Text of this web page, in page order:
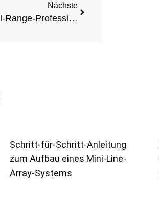
Nächste
F-12 12-Zoll-2-Wege-Full-Range-Professioneller-Audio-Lautsprecher
Schritt-für-Schritt-Anleitung
zum Aufbau eines Mini-Line-
Array-Systems